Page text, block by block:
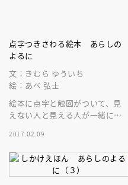
点字つきさわる絵本 あらしの
よるに
文：きむら ゆういち
絵：あべ 弘士
絵本に点字と触図がついて、見
えない人と見える人が一緒に楽
を学べるページや「ガブとメイ
絵巻」も！
2017.02.09